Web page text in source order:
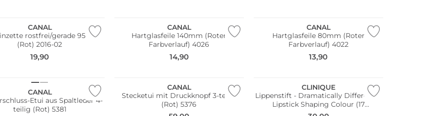
CANAL
rostfrei/gerade 95mm
(Rot) 2016-02
19,90
CANAL
Hartglasfeile 140mm (Roter
Farbverlauf) 4026
14,90
CANAL
Hartglasfeile 80mm (Roter
Farbverlauf) 4022
13,90
CANAL
Etui aus Spaltleder 4-
teilig (Rot) 5381
CANAL
Stecketui mit Druckknopf 3-teilig
(Rot) 5376
CLINIQUE
Lippenstift - Dramatically Different™
Lipstick Shaping Colour (17
Strawberry Ice)